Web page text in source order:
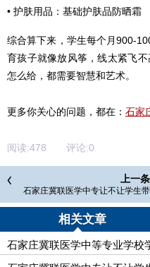
• 护肤用品：基础护肤品防晒霜
综合算下来，学生每个月900-
育孩子就像放风筝，线太紧飞
怎么给，都需要智慧和艺术。
更多你关心的问题，都在： 石家
阅读:478 评论:0
上一条
石家庄冀联医学中专让不让学生带
手机？
相关文章
石家庄冀联医学中等专业学校